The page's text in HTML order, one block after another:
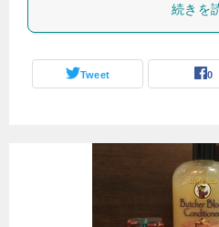
続きを
Tweet 0